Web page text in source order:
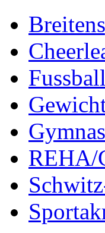
Fussball
REHA/